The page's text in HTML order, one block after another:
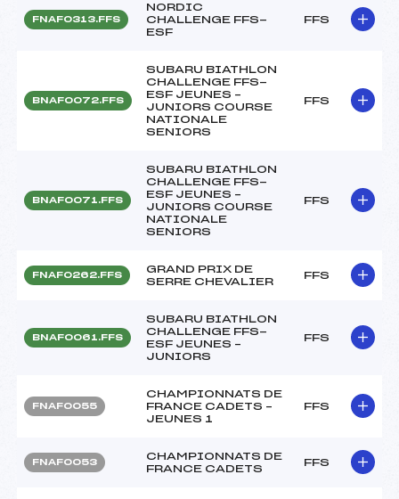
FNAF0313.FFS
NORDIC
CHALLENGE FFS-
ESF
FFS
BNAF0072.FFS
SUBARU BIATHLON
CHALLENGE FFS-
ESF JEUNES –
JUNIORS COURSE
NATIONALE
SENIORS
FFS
BNAF0071.FFS
SUBARU BIATHLON
CHALLENGE FFS-
ESF JEUNES –
JUNIORS COURSE
NATIONALE
SENIORS
FFS
FNAF0262.FFS
GRAND PRIX DE
SERRE CHEVALIER
FFS
BNAF0061.FFS
SUBARU BIATHLON
CHALLENGE FFS-
ESF JEUNES –
JUNIORS
FFS
FNAF0055
CHAMPIONNATS DE
FRANCE CADETS –
JEUNES 1
FFS
FNAF0053
CHAMPIONNATS DE
FRANCE CADETS
FFS